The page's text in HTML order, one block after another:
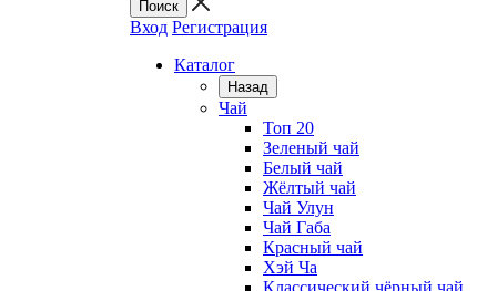
Вход Регистрация
Каталог
Назад
Чай
Топ 20
Зеленый чай
Белый чай
Жёлтый чай
Чай Улун
Чай Габа
Красный чай
Хэй Ча
Классический чёрный чай